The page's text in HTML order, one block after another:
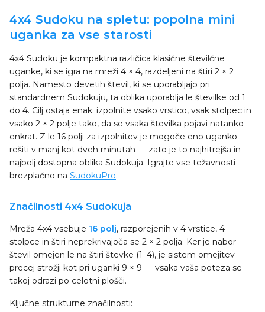
4x4 Sudoku na spletu: popolna mini
uganka za vse starosti
4x4 Sudoku je kompaktna različica klasične številčne
uganke, ki se igra na mreži 4 × 4, razdeljeni na štiri 2 × 2
polja. Namesto devetih števil, ki se uporabljajo pri
standardnem Sudokuju, ta oblika uporablja le številke od 1
do 4. Cilj ostaja enak: izpolnite vsako vrstico, vsak stolpec in
vsako 2 × 2 polje tako, da se vsaka številka pojavi natanko
enkrat. Z le 16 polji za izpolnitev je mogoče eno uganko
rešiti v manj kot dveh minutah — zato je to najhitrejša in
najbolj dostopna oblika Sudokuja. Igrajte vse težavnosti
brezplačno na SudokuPro.
Značilnosti 4x4 Sudokuja
Mreža 4x4 vsebuje 16 polj, razporejenih v 4 vrstice, 4
stolpce in štiri neprekrivajoča se 2 × 2 polja. Ker je nabor
števil omejen le na štiri števke (1–4), je sistem omejitev
precej strožji kot pri uganki 9 × 9 — vsaka vaša poteza se
takoj odrazi po celotni plošči.
Ključne strukturne značilnosti: